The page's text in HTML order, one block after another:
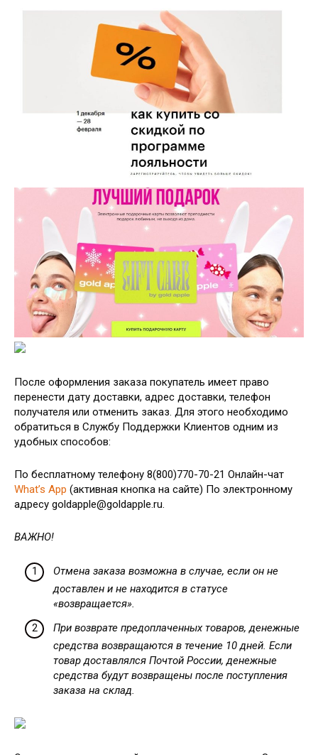
После оформления заказа покупатель имеет право
перенести дату доставки, адрес доставки, телефон
получателя или отменить заказ. Для этого необходимо
обратиться в Службу Поддержки Клиентов одним из
удобных способов:
По бесплатному телефону 8(800)770-70-21 Онлайн-чат
What’s App (активная кнопка на сайте) По электронному
адресу goldapple@goldapple.ru.
ВАЖНО!
Отмена заказа возможна в случае, если он не
доставлен и не находится в статусе
«возвращается».
При возврате предоплаченных товаров, денежные
средства возвращаются в течение 10 дней. Если
товар доставлялся Почтой России, денежные
средства будут возвращены после поступления
заказа на склад.